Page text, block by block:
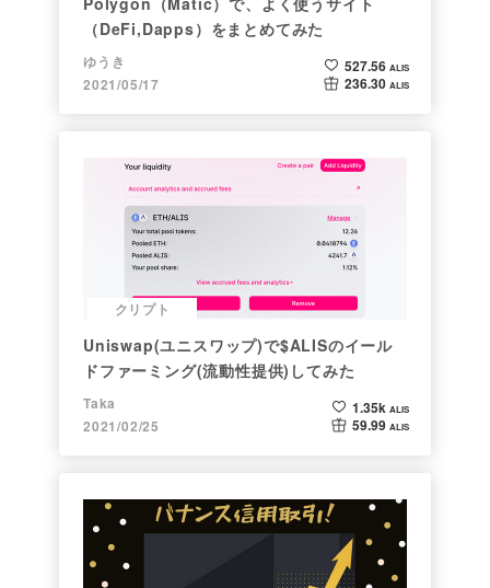
（DeFi,Dapps）をまとめてみた
ゆうき
2021/05/17
527.56 ALIS
236.30 ALIS
クリプト
Uniswap(ユニスワップ)で$ALISのイール
ドファーミング(流動性提供)してみた
Taka
2021/02/25
1.35k ALIS
59.99 ALIS